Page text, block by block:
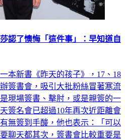
認了懊悔「這件事」：早知道自
本新書《昨天的孩子》，17、18
簽書會，吸引大批粉絲冒著寒流
現場簽書、擊肘，或是親簽的一
簽名會已超過10年再次近距離會
無簽到手酸，他也表示：「可以
聊天都其次，簽書會比較重要是